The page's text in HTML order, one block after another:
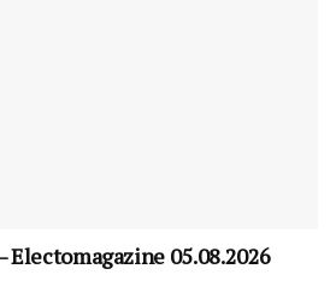
05.08.2026